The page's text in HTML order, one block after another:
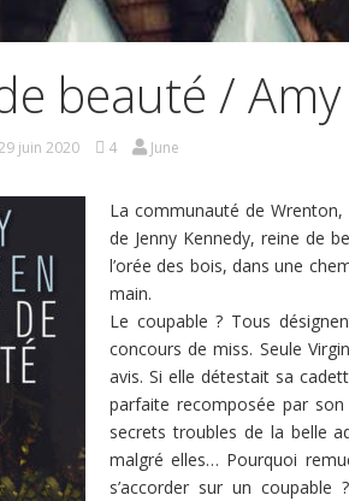
beauté /
juin 2020 4 June
La communauté de
de Jenny Kennedy, reine de
l’orée des bois, dans une
main.
Le coupable ? Tous
concours de miss. Seule
avis. Si elle détestait sa
parfaite recomposée par
secrets troubles de la belle
malgré elles… Pourquoi
s’accorder sur un